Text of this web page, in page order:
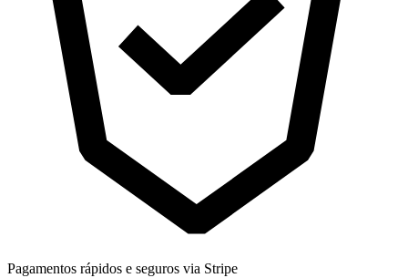
Pagamentos rápidos e seguros via Stripe